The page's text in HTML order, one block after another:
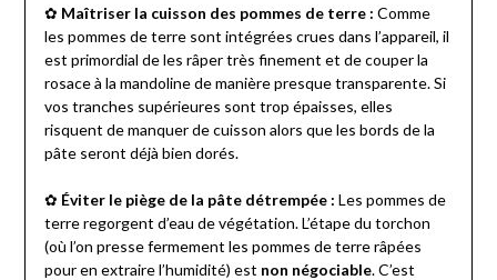
✿ Maîtriser la cuisson des pommes de terre : Comme
les pommes de terre sont intégrées crues dans l’appareil, il
est primordial de les râper très finement et de couper la
rosace à la mandoline de manière presque transparente. Si
vos tranches supérieures sont trop épaisses, elles
risquent de manquer de cuisson alors que les bords de la
pâte seront déjà bien dorés.
✿ Éviter le piège de la pâte détrempée : Les pommes de
terre regorgent d’eau de végétation. L’étape du torchon
(où l’on presse fermement les pommes de terre râpées
pour en extraire l’humidité) est non négociable. C’est